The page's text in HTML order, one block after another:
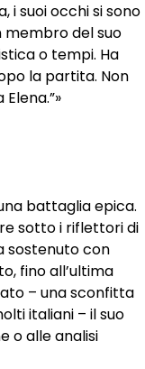
i suoi occhi si sono
membro del suo
o tempi. Ha
la partita. Non
battaglia epica.
sotto i riflettori di
sostenuto con
fino all’ultima
– una sconfitta
italiani – il suo
o alle analisi